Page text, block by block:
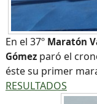
En el 37º Maratón
Gómez paró el
éste su primer
RESULTADOS